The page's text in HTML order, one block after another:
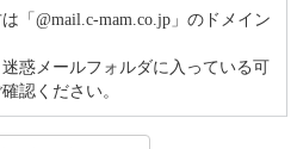
「@mail.c-mam.co.jp」のドメイン
惑メールフォルダに入っている可
認ください。